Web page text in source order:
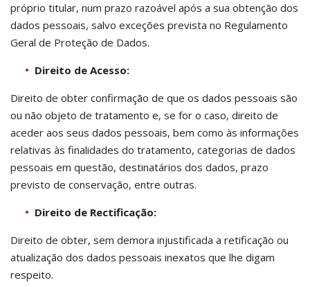
próprio titular, num prazo razoável após a sua obtenção dos
dados pessoais, salvo exceções prevista no Regulamento
Geral de Proteção de Dados.
Direito de Acesso:
Direito de obter confirmação de que os dados pessoais são
ou não objeto de tratamento e, se for o caso, direito de
aceder aos seus dados pessoais, bem como às informações
relativas às finalidades do tratamento, categorias de dados
pessoais em questão, destinatários dos dados, prazo
previsto de conservação, entre outras.
Direito de Rectificação:
Direito de obter, sem demora injustificada a retificação ou
atualização dos dados pessoais inexatos que lhe digam
respeito.